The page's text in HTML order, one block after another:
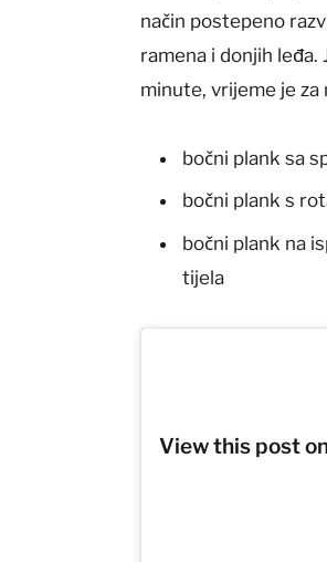
način postepeno
ramena i donjih
minute, vrijeme je
bočni plank sa
bočni plank s
bočni plank na
tijela
View this post